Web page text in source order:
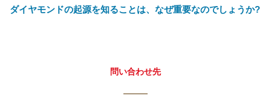
ダイヤモンドの起源を知ることは、なぜ重要なのでしょうか?
問い合わせ先